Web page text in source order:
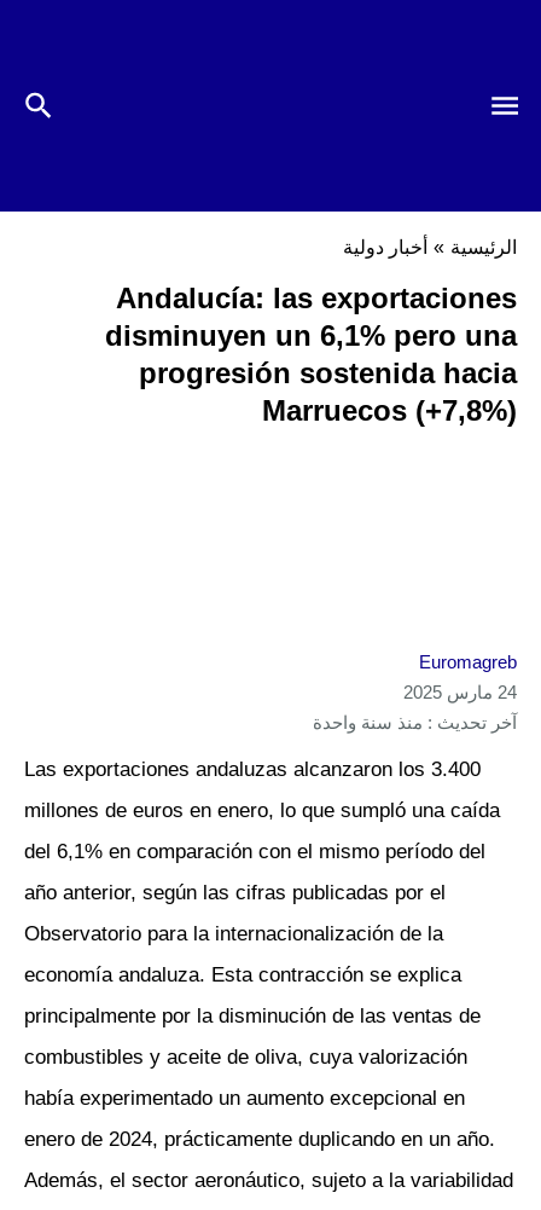
الرئيسية » أخبار دولية
Andalucía: las exportaciones
disminuyen un 6,1% pero una
progresión sostenida hacia
Marruecos (+7,8%)
Euromagreb
24 مارس 2025
آخر تحديث : منذ سنة واحدة
Las exportaciones andaluzas alcanzaron los 3.400
millones de euros en enero, lo que sumpló una caída
del 6,1% en comparación con el mismo período del
año anterior, según las cifras publicadas por el
Observatorio para la internacionalización de la
economía andaluza. Esta contracción se explica
principalmente por la disminución de las ventas de
combustibles y aceite de oliva, cuya valorización
había experimentado un aumento excepcional en
enero de 2024, prácticamente duplicando en un año.
Además, el sector aeronáutico, sujeto a la variabilidad